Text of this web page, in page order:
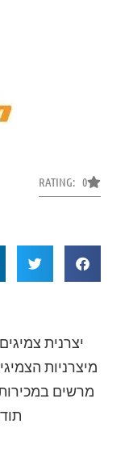
RATING: 0
יצרנית
מיצרניות
מרשים